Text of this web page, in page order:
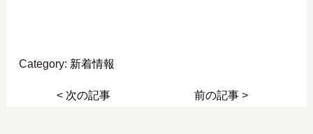
Category: 新着情報
< 次の記事 前の記事 >